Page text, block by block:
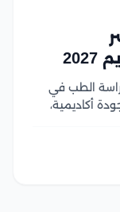
الطب في
أكاديمية،